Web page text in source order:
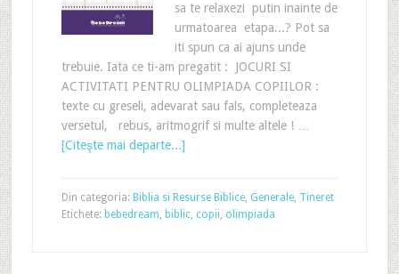
sa te relaxezi putin inainte de
urmatoarea etapa...? Pot sa
iti spun ca ai ajuns unde
trebuie. Iata ce ti-am pregatit : JOCURI SI
ACTIVITATI PENTRU OLIMPIADA COPIILOR :
texte cu greseli, adevarat sau fals, completeaza
versetul, rebus, aritmogrif si multe altele ! …
[Citeşte mai departe...]
Din categoria: Biblia si Resurse Biblice, Generale, Tineret
Etichete: bebedream, biblic, copii, olimpiada